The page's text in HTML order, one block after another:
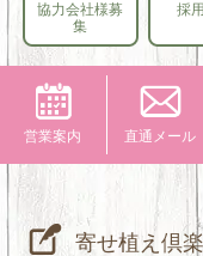
協力会社様募
集
採
営業案内 直通メール
寄せ植え倶